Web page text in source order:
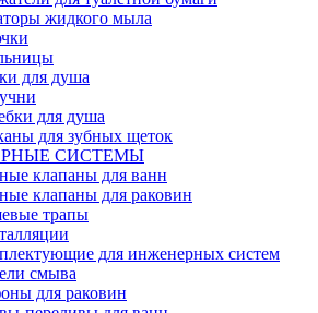
жидкого мыла
для душа
для душа
для зубных щеток
СИСТЕМЫ
клапаны для ванн
клапаны для раковин
трапы
для инженерных систем
смыва
для раковин